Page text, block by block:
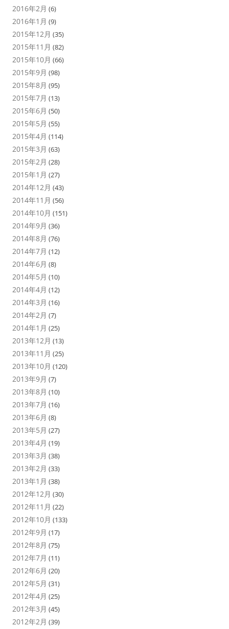
2016年2月 (6)
2016年1月 (9)
2015年12月 (35)
2015年11月 (82)
2015年10月 (66)
2015年9月 (98)
2015年8月 (95)
2015年7月 (13)
2015年6月 (50)
2015年5月 (55)
2015年4月 (114)
2015年3月 (63)
2015年2月 (28)
2015年1月 (27)
2014年12月 (43)
2014年11月 (56)
2014年10月 (151)
2014年9月 (36)
2014年8月 (76)
2014年7月 (12)
2014年6月 (8)
2014年5月 (10)
2014年4月 (12)
2014年3月 (16)
2014年2月 (7)
2014年1月 (25)
2013年12月 (13)
2013年11月 (25)
2013年10月 (120)
2013年9月 (7)
2013年8月 (10)
2013年7月 (16)
2013年6月 (8)
2013年5月 (27)
2013年4月 (19)
2013年3月 (38)
2013年2月 (33)
2013年1月 (38)
2012年12月 (30)
2012年11月 (22)
2012年10月 (133)
2012年9月 (17)
2012年8月 (75)
2012年7月 (11)
2012年6月 (20)
2012年5月 (31)
2012年4月 (25)
2012年3月 (45)
2012年2月 (39)